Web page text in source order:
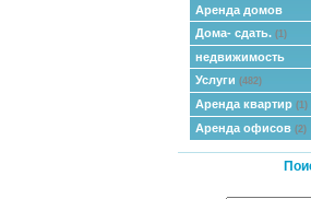
Аренда домов
Дома- сдать. (1)
недвижимость
Услуги (482)
Аренда квартир (1)
Аренда офисов (2)